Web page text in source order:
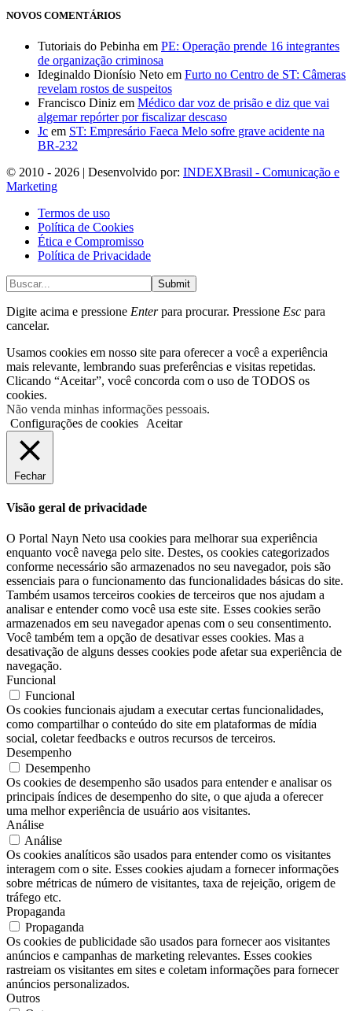
NOVOS COMENTÁRIOS
Tutoriais do Pebinha em PE: Operação prende 16 integrantes
de organização criminosa
Ideginaldo Dionísio Neto em Furto no Centro de ST: Câmeras
revelam rostos de suspeitos
Francisco Diniz em Médico dar voz de prisão e diz que vai
algemar repórter por fiscalizar descaso
Jc em ST: Empresário Faeca Melo sofre grave acidente na
BR-232
© 2010 - 2026 | Desenvolvido por: INDEXBrasil - Comunicação e
Marketing
Termos de uso
Política de Cookies
Ética e Compromisso
Política de Privacidade
Submit
Digite acima e pressione Enterpara procurar. Pressione Esc para
cancelar.
Usamos cookies em nosso site para oferecer a você a experiência
mais relevante, lembrando suas preferências e visitas repetidas.
Clicando “Aceitar”, você concorda com o uso de TODOS os
cookies.
Não venda minhas informações pessoais.
Configurações de cookies
Aceitar
Fechar
Visão geral de privacidade
O Portal Nayn Neto usa cookies para melhorar sua experiência
enquanto você navega pelo site. Destes, os cookies categorizados
conforme necessário são armazenados no seu navegador, pois são
essenciais para o funcionamento das funcionalidades básicas do site.
Também usamos terceiros cookies de terceiros que nos ajudam a
analisar e entender como você usa este site. Esses cookies serão
armazenados em seu navegador apenas com o seu consentimento.
Você também tem a opção de desativar esses cookies. Mas a
desativação de alguns desses cookies pode afetar sua experiência de
navegação.
Funcional
Funcional
Os cookies funcionais ajudam a executar certas funcionalidades,
como compartilhar o conteúdo do site em plataformas de mídia
social, coletar feedbacks e outros recursos de terceiros.
Desempenho
Desempenho
Os cookies de desempenho são usados ​​para entender e analisar os
principais índices de desempenho do site, o que ajuda a oferecer
uma melhor experiência de usuário aos visitantes.
Análise
Análise
Os cookies analíticos são usados ​​para entender como os visitantes
interagem com o site. Esses cookies ajudam a fornecer informações
sobre métricas de número de visitantes, taxa de rejeição, origem de
tráfego etc.
Propaganda
Propaganda
Os cookies de publicidade são usados ​​para fornecer aos visitantes
anúncios e campanhas de marketing relevantes. Esses cookies
rastreiam os visitantes em sites e coletam informações para fornecer
anúncios personalizados.
Outros